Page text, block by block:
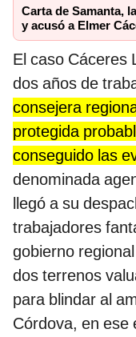
Carta de Samanta,
y acusó a Elmer
El caso Cáceres
dos años de
consejera
protegida
conseguido las
denominada
llegó a su
trabajadores
gobierno
dos terrenos
para blindar al
Córdova, en ese